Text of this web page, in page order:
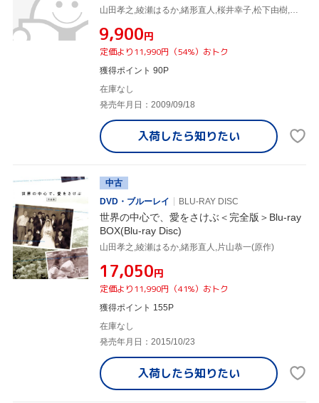
¥9,900円
定価より11,990円（54%）おトク
獲得ポイント 90P
在庫なし
発売年月日：2009/09/18
入荷したら知りたい
中古
DVD・ブルーレイ
BLU-RAY DISC
世界の中心で、愛をさけぶ＜完全版＞Blu-ray
BOX(Blu-ray Disc)
山田孝之,綾瀬はるか,緒形直人,片山恭一(原作)
¥17,050円
定価より11,990円（41%）おトク
獲得ポイント 155P
在庫なし
発売年月日：2015/10/23
入荷したら知りたい